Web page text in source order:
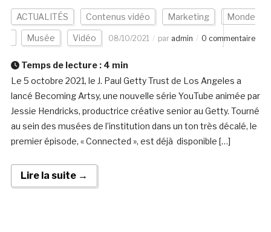
ACTUALITÉS Contenus vidéo Marketing Monde
Musée Vidéo 08/10/2021 par admin 0 commentaire
Temps de lecture : 4 min
Le 5 octobre 2021, le J. Paul Getty Trust de Los Angeles a
lancé Becoming Artsy, une nouvelle série YouTube animée par
Jessie Hendricks, productrice créative senior au Getty. Tourné
au sein des musées de l’institution dans un ton très décalé, le
premier épisode, « Connected », est déjà disponible […]
Lire la suite →